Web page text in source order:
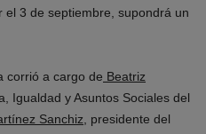
el 3 de septiembre, supondrá un
corrió a cargo de Beatriz
Igualdad y Asuntos Sociales del
Sanchiz , presidente del